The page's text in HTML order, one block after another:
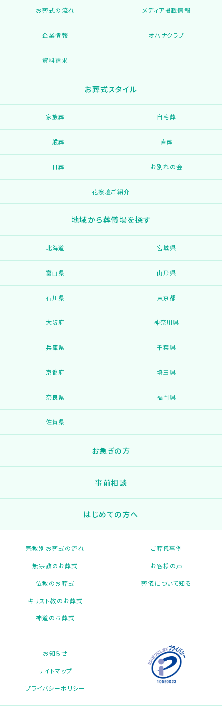
お葬式の流れ メディア掲載情報
企業情報 オハナクラブ
資料請求
お葬式スタイル
家族葬 自宅葬
一般葬 直葬
一日葬 お別れの会
花祭壇ご紹介
地域から葬儀場を探す
北海道 宮城県
富山県 山形県
石川県 東京都
大阪府 神奈川県
兵庫県 千葉県
京都府 埼玉県
奈良県 福岡県
佐賀県
お急ぎの方
事前相談
はじめての方へ
宗教別お葬式の流れ
無宗教のお葬式
仏教のお葬式
キリスト教のお葬式
神道のお葬式
ご葬儀事例
お客様の声
葬儀について知る
お知らせ
サイトマップ
プライバシーポリシー